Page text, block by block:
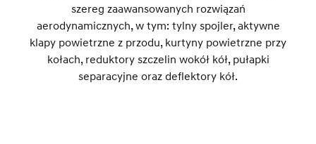
szereg zaawansowanych rozwiązań
aerodynamicznych, w tym: tylny spojler, aktywne
klapy powietrzne z przodu, kurtyny powietrzne przy
kołach, reduktory szczelin wokół kół, pułapki
separacyjne oraz deflektory kół.